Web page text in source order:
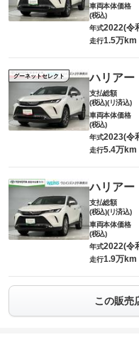
車両本体価格
(税込)
年式2022(令
走行1.5万km
グーネットセレクト ハリアー
支払総額
(税込)(リ済込)
車両本体価格
(税込)
年式2023(令
走行5.4万km
ハリアー
支払総額
(税込)(リ済込)
車両本体価格
(税込)
年式2022(令
走行1.9万km
この販売